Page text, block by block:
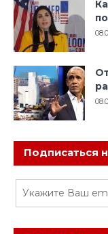
Подписаться